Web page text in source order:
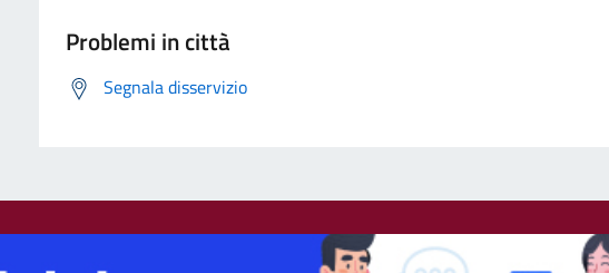
Problemi in città
Segnala disservizio